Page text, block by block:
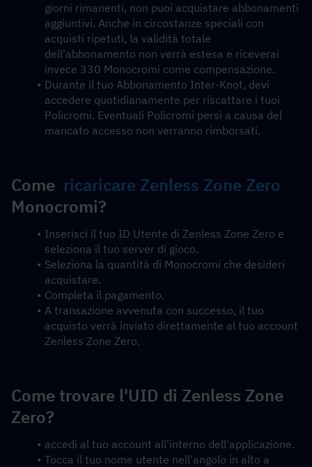
giorni rimanenti, non puoi acquistare abbonamenti
aggiuntivi. Anche in circostanze speciali con
acquisti ripetuti, la validità totale
dell'abbonamento non verrà estesa e riceverai
invece 330 Monocromi come compensazione.
Durante il tuo Abbonamento Inter-Knot, devi
accedere quotidianamente per riscattare i tuoi
Policromi. Eventuali Policromi persi a causa del
mancato accesso non verranno rimborsati.
Come ricaricare Zenless Zone Zero
Monocromi?
Inserisci il tuo ID Utente di Zenless Zone Zero e
seleziona il tuo server di gioco.
Seleziona la quantità di Monocromi che desideri
acquistare.
Completa il pagamento.
A transazione avvenuta con successo, il tuo
acquisto verrà inviato direttamente al tuo account
Zenless Zone Zero.
Come trovare l'UID di Zenless Zone
Zero?
accedi al tuo account all'interno dell'applicazione.
Tocca il tuo nome utente nell'angolo in alto a